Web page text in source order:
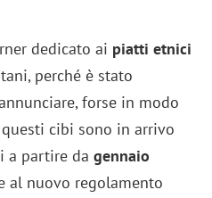
dedicato ai piatti etnici
perché è stato
forse in modo
questi cibi sono in arrivo
a partire dagennaio
al nuovo regolamento